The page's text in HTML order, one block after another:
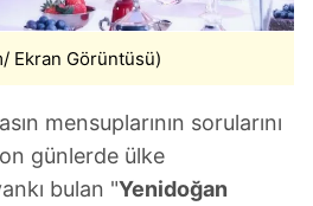
Ekran Görüntüsü)
mensuplarının sorularını
günlerde ülke
bulan "Yenidoğan